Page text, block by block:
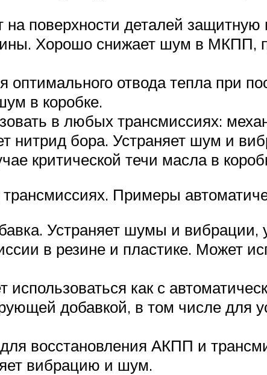
поверхности деталей защитную
Хорошо снижает шум в МКПП,
отвода тепла при
в коробке.
в любых трансмиссиях:
нитрид бора. Устраняет шум и
критической течи масла в
Примеры
Устраняет шумы и вибрации,
в резине и пластике. Может
как с
добавкой, в том числе для
восстановления АКПП и
вибрацию и шум.